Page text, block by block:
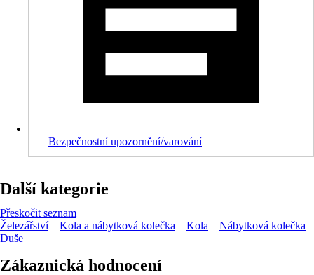
Bezpečnostní upozornění/varování
Další kategorie
Přeskočit seznam
Železářství
Kola a nábytková kolečka Kola
Nábytková kolečka
Duše
Zákaznická hodnocení